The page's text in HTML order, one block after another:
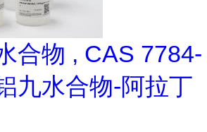
合物 , CAS 7784-
九水合物-阿拉丁